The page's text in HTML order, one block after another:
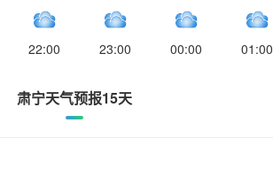
22:00 23:00 00:00 01:00
肃宁天气预报15天